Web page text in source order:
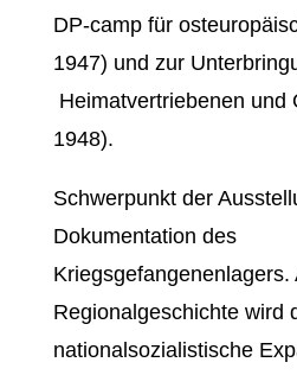
DP-camp für
1947) und zur
Heimatvertriebenen und
1948).
Schwerpunkt der
Dokumentation des
Kriegsgefangenenlagers.
Regionalgeschichte wird
nationalsozialistische